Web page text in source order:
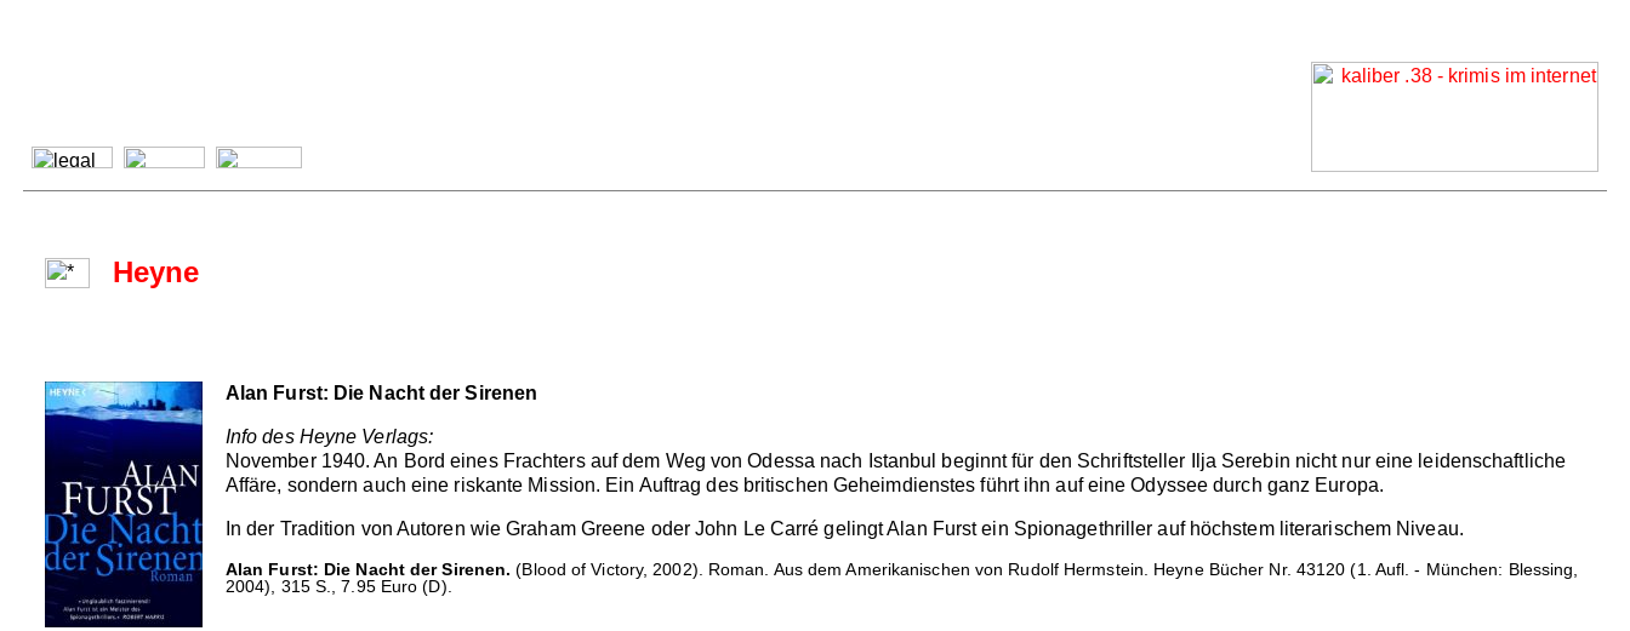
Heyne
Alan Furst: Die Nacht der Sirenen
Info des Heyne Verlags:
November 1940. An Bord eines Frachters auf dem Weg von Odessa nach Istanbul beginnt für den Schriftsteller Ilja Serebin nicht nur eine leidenschaftliche
Affäre, sondern auch eine riskante Mission. Ein Auftrag des britischen Geheimdienstes führt ihn auf eine Odyssee durch ganz Europa.
In der Tradition von Autoren wie Graham Greene oder John Le Carré gelingt Alan Furst ein Spionagethriller auf höchstem literarischem Niveau.
Alan Furst: Die Nacht der Sirenen. (Blood of Victory, 2002). Roman. Aus dem Amerikanischen von Rudolf Hermstein. Heyne Bücher Nr. 43120 (1. Aufl. - München: Blessing,
2004), 315 S., 7.95 Euro (D).